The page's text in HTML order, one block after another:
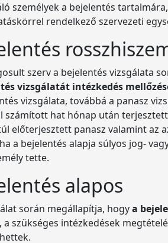
személyek a bejelentés
rendelkező szervezeti
szerv a bejelentés vizsgálata
vizsgálatát intézkedés
vizsgálata, továbbá a panasz
hat hónap után
előterjesztett panasz valamint
a bejelentés alapja súlyos jog-
tette.
alapos
során megállapítja, hogya
, a szükséges intézkedések